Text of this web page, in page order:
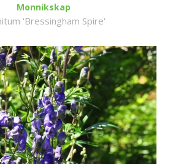
Monnikskap
'Bressingham Spire'